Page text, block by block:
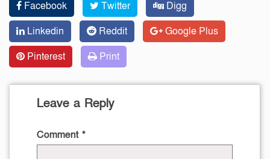
Facebook Twitter
Digg
Linkedin
Reddit
Google Plus
Pinterest
Print
Leave a Reply
Comment *